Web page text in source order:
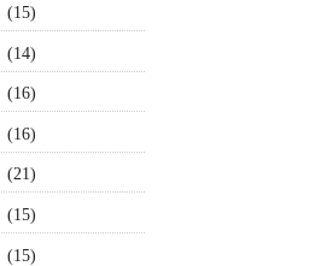
(15)
(14)
(16)
(16)
(21)
(15)
(15)